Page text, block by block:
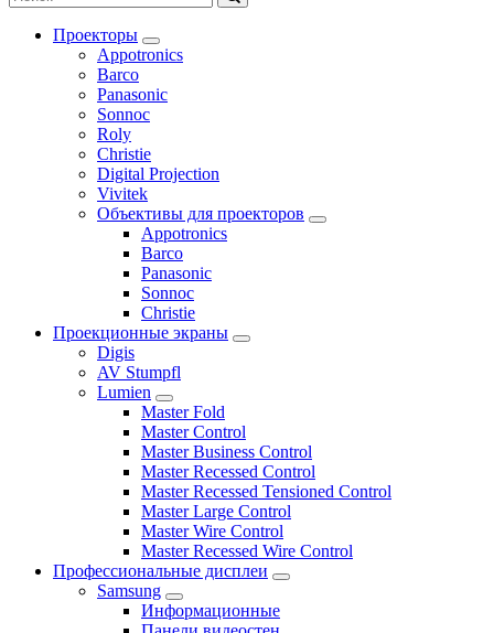
Проекторы
Appotronics
Barco
Panasonic
Sonnoc
Roly
Christie
Digital Projection
Vivitek
Объективы для проекторов
Appotronics
Barco
Panasonic
Sonnoc
Сhristie
Проекционные экраны
Digis
AV Stumpfl
Lumien
Master Fold
Master Control
Master Business Control
Master Recessed Control
Master Recessed Tensioned Control
Master Large Control
Master Wire Control
Master Recessed Wire Control
Профессиональные дисплеи
Samsung
Информационные